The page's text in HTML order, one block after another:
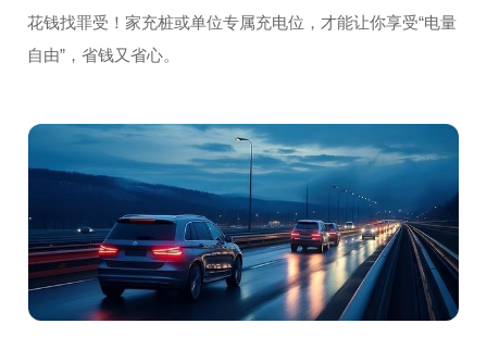
花钱找罪受！家充桩或单位专属充电位，才能让你享受“电量
自由”，省钱又省心。